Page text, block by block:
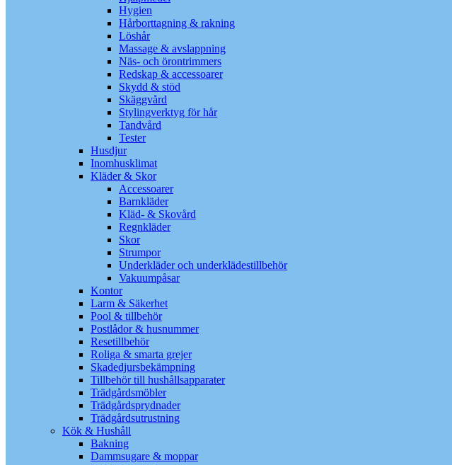
Hygien
Hårborttagning & rakning
Löshår
Massage & avslappning
Näs- och örontrimmers
Redskap & accessoarer
Skydd & stöd
Skäggvård
Stylingverktyg för hår
Tandvård
Tester
Husdjur
Inomhusklimat
Kläder & Skor
Accessoarer
Barnkläder
Kläd- & Skovård
Regnkläder
Skor
Strumpor
Underkläder och underklädestillbehör
Vakuumpåsar
Kontor
Larm & Säkerhet
Pool & tillbehör
Postlådor & husnummer
Resetillbehör
Roliga & smarta grejer
Skadedjursbekämpning
Tillbehör till hushållsapparater
Trädgårdsmöbler
Trädgårdsprydnader
Trädgårdsutrustning
Kök & Hushåll
Bakning
Dammsugare & moppar